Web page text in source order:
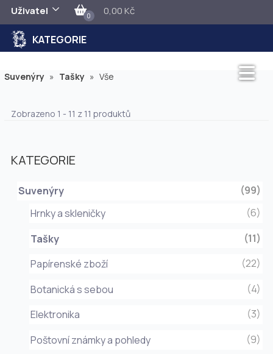
Uživatel 0 0,00 Kč
KATEGORIE
Suvenýry » Tašky » Vše
Zobrazeno 1 - 11 z 11 produktů
KATEGORIE
Suvenýry
(99)
Hrnky a skleničky
(6)
Tašky
(11)
Papírenské zboží
(22)
Botanická s sebou
(4)
Elektronika
(3)
Poštovní známky a pohledy
(9)